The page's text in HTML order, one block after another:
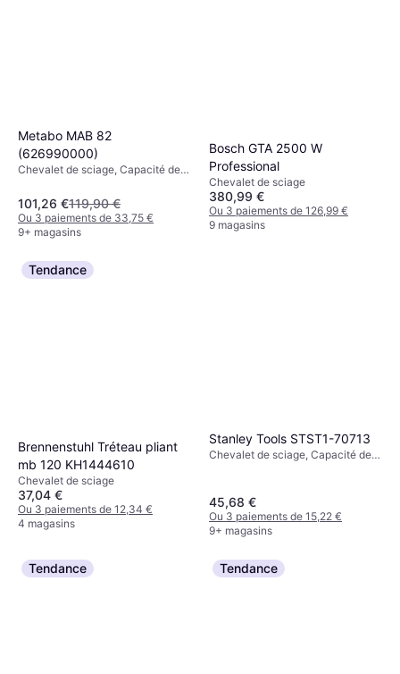
Metabo MAB 82
(626990000)
Chevalet de sciage, Capacité de
101,26 €119,90 €
Ou 3 paiements de 33,75 €
9+ magasins
Bosch GTA 2500 W
Professional
Chevalet de sciage
380,99 €
Ou 3 paiements de 126,99 €
9 magasins
Tendance
Brennenstuhl Tréteau pliant
mb 120 KH1444610
Chevalet de sciage
37,04 €
Ou 3 paiements de 12,34 €
4 magasins
Stanley Tools STST1-70713
Chevalet de sciage, Capacité de
45,68 €
Ou 3 paiements de 15,22 €
9+ magasins
Tendance Tendance